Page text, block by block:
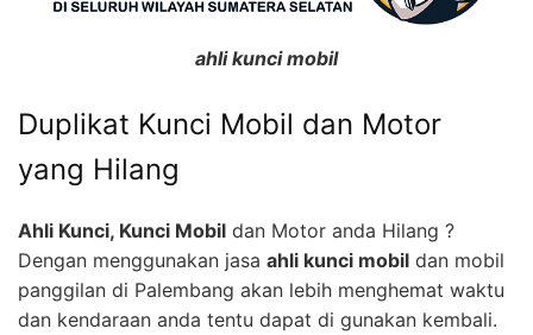
ahli kunci mobil
Duplikat Kunci Mobil dan Motor
yang Hilang
Ahli Kunci, Kunci Mobil dan Motor anda Hilang ?
Dengan menggunakan jasa ahli kunci mobil dan mobil
panggilan di Palembang akan lebih menghemat waktu
dan kendaraan anda tentu dapat di gunakan kembali.